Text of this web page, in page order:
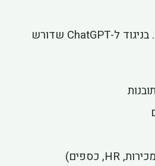
Cowork הם תוספי AI שמתקינים ישירות בכלים שארגונים כבר משתמשים בהם. בניגוד ל-ChatGPT שדורש